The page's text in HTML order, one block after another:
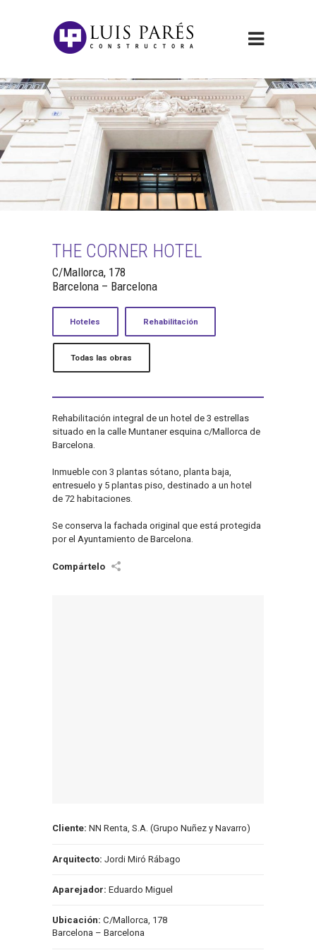
THE CORNER HOTEL
C/Mallorca, 178
Barcelona – Barcelona
Hoteles Rehabilitación
Todas las obras
Rehabilitación integral de un hotel de 3 estrellas
situado en la calle Muntaner esquina c/Mallorca de
Barcelona.
Inmueble con 3 plantas sótano, planta baja,
entresuelo y 5 plantas piso, destinado a un hotel
de 72 habitaciones.
Se conserva la fachada original que está protegida
por el Ayuntamiento de Barcelona.
Cliente: NN Renta, S.A. (Grupo Nuñez y Navarro)
Arquitecto: Jordi Miró Rábago
Aparejador: Eduardo Miguel
Ubicación: C/Mallorca, 178
Barcelona – Barcelona